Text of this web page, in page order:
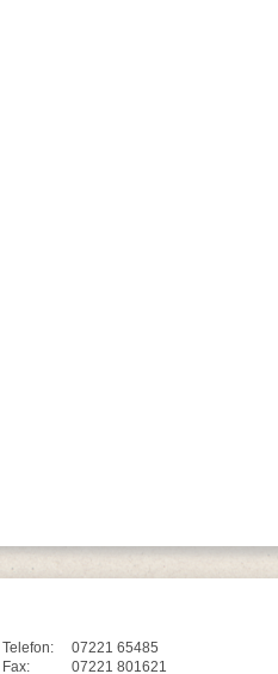
Telefon:
07221 65485
Fax:
07221 801621